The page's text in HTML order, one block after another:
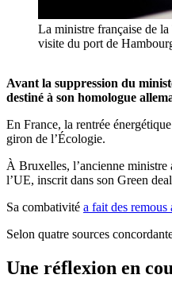
La ministre française de
visite du port de
Avant la suppression du
destiné à son homologue
En France, la rentrée
giron de l’Écologie.
À Bruxelles, l’ancienne ministre
l’UE, inscrit dans son Green
Sa combativité a fait des
Selon quatre sources
Une réflexion en